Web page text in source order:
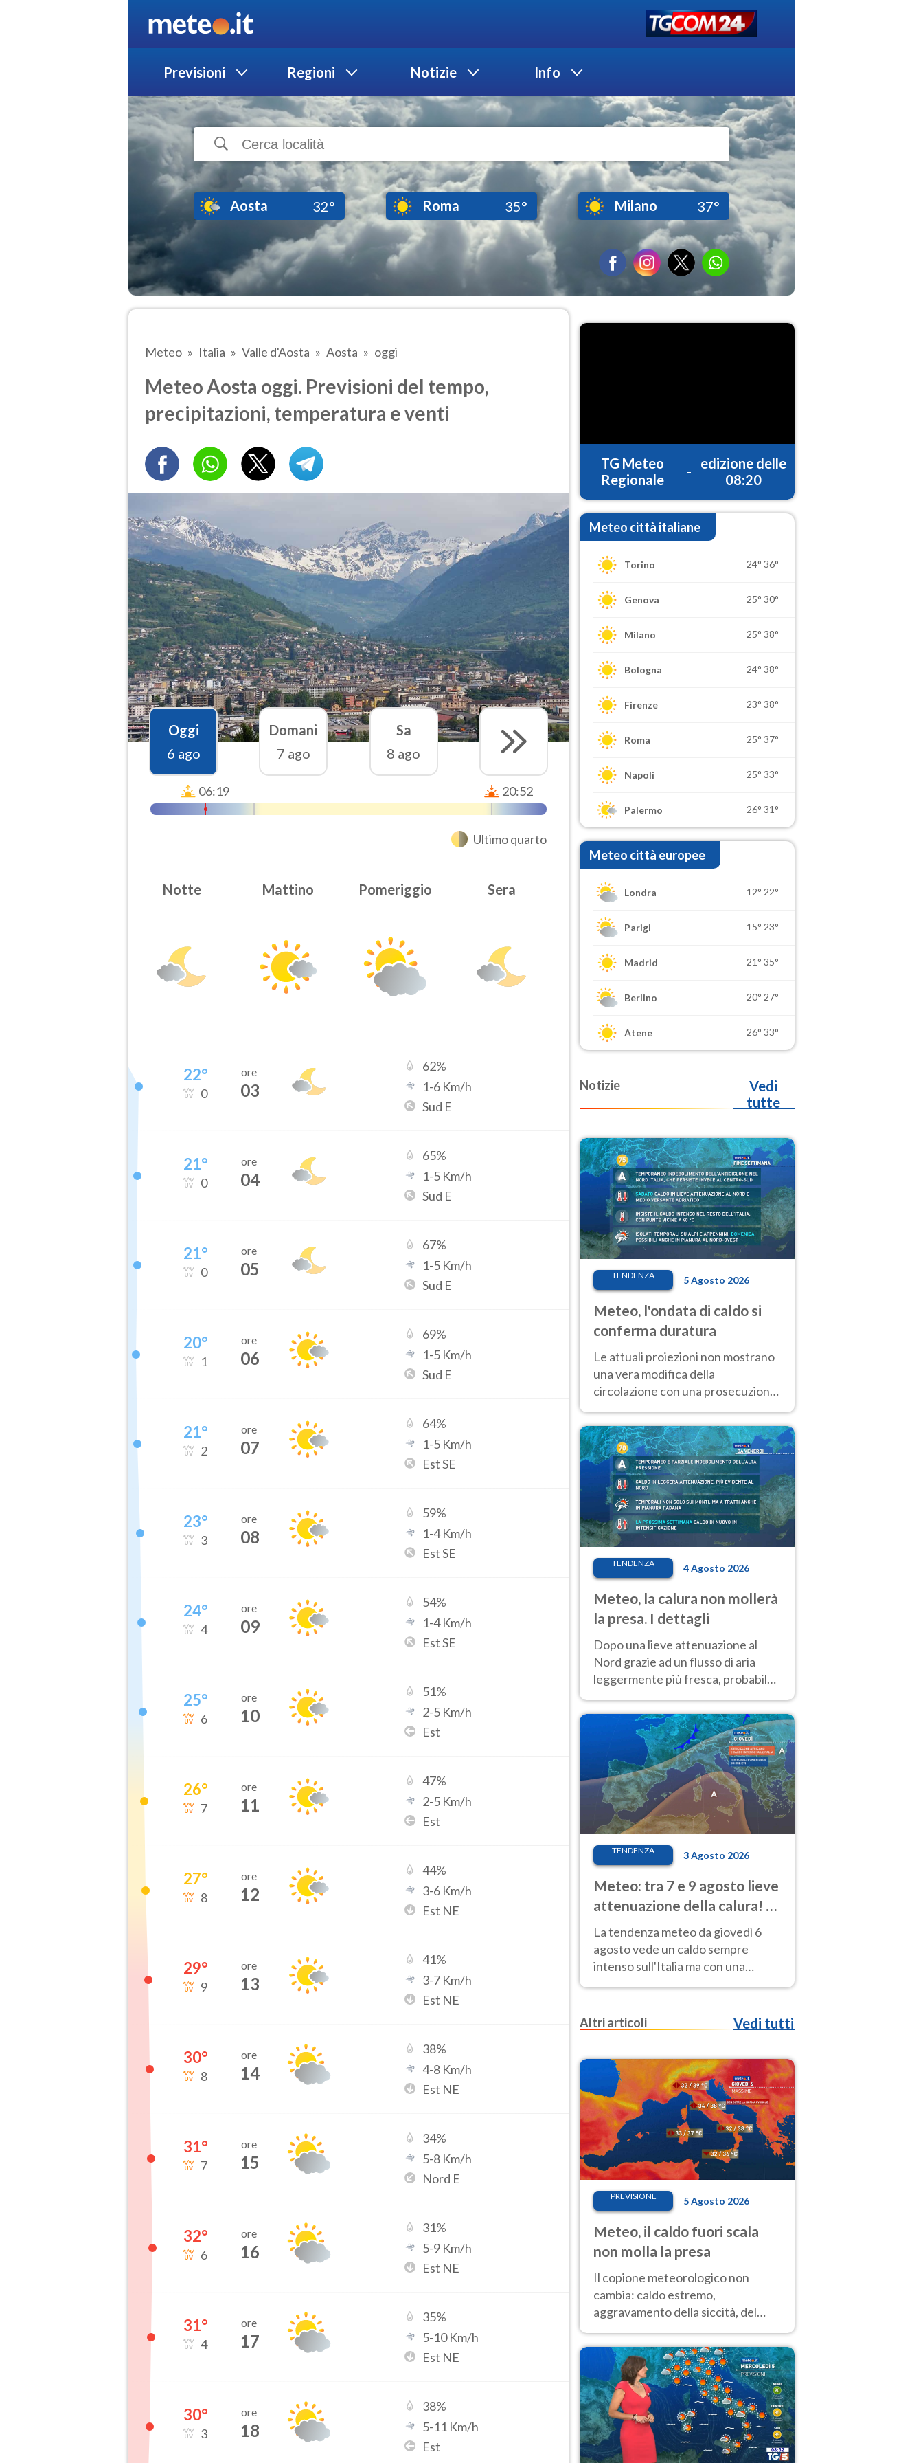
Previsioni Regioni Notizie Info
Aosta 32° Roma 35° Milano 37°
Meteo Italia Valle d'Aosta Aosta oggi
Meteo Aosta oggi. Previsioni del tempo,
precipitazioni, temperatura e venti
Oggi
6 ago
Domani
7 ago
Sa
8 ago
06:19 20:52
Ultimo quarto
Notte Mattino Pomeriggio Sera
22°
0
ore
03
62%
1-6 Km/h
Sud E
21°
0
ore
04
65%
1-5 Km/h
Sud E
21°
0
ore
05
67%
1-5 Km/h
Sud E
20°
1
ore
06
69%
1-5 Km/h
Sud E
21°
2
ore
07
64%
1-5 Km/h
Est SE
23°
3
ore
08
59%
1-4Km/h
Est SE
24°
4
ore
09
54%
1-4Km/h
Est SE
25°
6
ore
10
51%
2-5 Km/h
Est
26°
7
ore
11
47%
2-5 Km/h
Est
27°
8
ore
12
44%
3-6 Km/h
Est NE
29°
9
ore
13
41%
3-7 Km/h
Est NE
30°
8
ore
14
38%
4-8 Km/h
Est NE
31°
7
ore
15
34%
5-8 Km/h
Nord E
32°
6
ore
16
31%
5-9 Km/h
Est NE
31°
4
ore
17
35%
5-10Km/h
Est NE
30°
3
ore
18
38%
5-11 Km/h
Est
TG Meteo
Regionale
-
edizione delle
08:20
Meteo città italiane
Torino 24° 36°
Genova 25° 30°
Milano 25° 38°
Bologna 24° 38°
Firenze 23° 38°
Roma 25° 37°
Napoli 25° 33°
Palermo 26° 31°
Meteo città europee
Londra 12° 22°
Parigi 15° 23°
Madrid 21° 35°
Berlino 20° 27°
Atene 26° 33°
Notizie
Vedi
tutte
TENDENZA 5 Agosto 2026
Meteo, l'ondata di caldo si
conferma duratura
Le attuali proiezioni non mostrano
una vera modifica della
circolazione con una prosecuzione
giorni, compresa la settimana di
Ferragosto
TENDENZA 4 Agosto 2026
Meteo, la calura non mollerà
la presa. I dettagli
Dopo una lieve attenuazione al
Nord grazie ad un flusso di aria
leggermente più fresca, probabile
africano entro Ferragosto
TENDENZA 3 Agosto 2026
Meteo: tra 7 e 9 agosto lieve
attenuazione della calura! Al
Nord rischio temporali
La tendenza meteo da giovedì 6
agosto vede un caldo sempre
intenso sull'Italia ma con una
parziale e lieve attenuazione tra il 7
Altri articoli
Vedi tutti
PREVISIONE 5 Agosto 2026
Meteo, il caldo fuori scala
non molla la presa
Il copione meteorologico non
cambia: caldo estremo,
aggravamento della siccità, del
calore. Nessun cambiamento fino
Ferragosto